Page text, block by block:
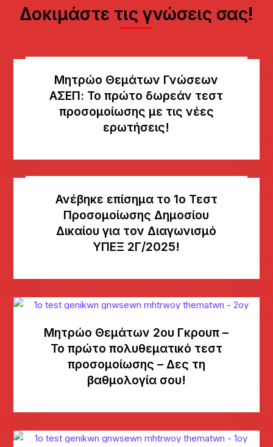
Δοκιμάστε τις γνώσεις σας!
Μητρώο Θεμάτων Γνώσεων
AΣΕΠ: Το πρώτο δωρεάν τεστ
προσομοίωσης με τις νέες
ερωτήσεις!
Ανέβηκε επίσημα το 1ο Τεστ
Προσομοίωσης Δημοσίου
Δικαίου για τον Διαγωνισμό
ΥΠΕΞ 2Γ/2025!
Μητρώο Θεμάτων 2ου Γκρουπ –
Το πρώτο πολυθεματικό τεστ
προσομοίωσης – Δες τη
βαθμολογία σου!